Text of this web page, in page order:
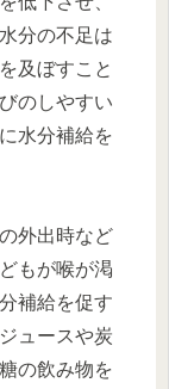
分の不足は
及ぼすこと
のしやすい
水分補給を
外出時など
もが喉が渇
補給を促す
ュースや炭
の飲み物を